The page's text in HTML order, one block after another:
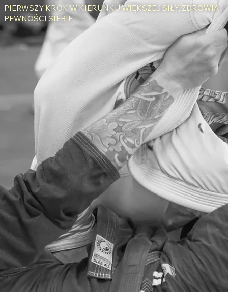
PIERWSZY KROK W KIERUNKU WIĘKSZEJ SIŁY, ZDROWIA I
PEWNOŚCI SIEBIE.